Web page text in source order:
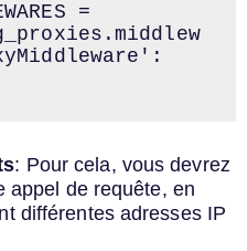
=
: Pour cela, vous devrez
appel de requête, en
différentes adresses IP